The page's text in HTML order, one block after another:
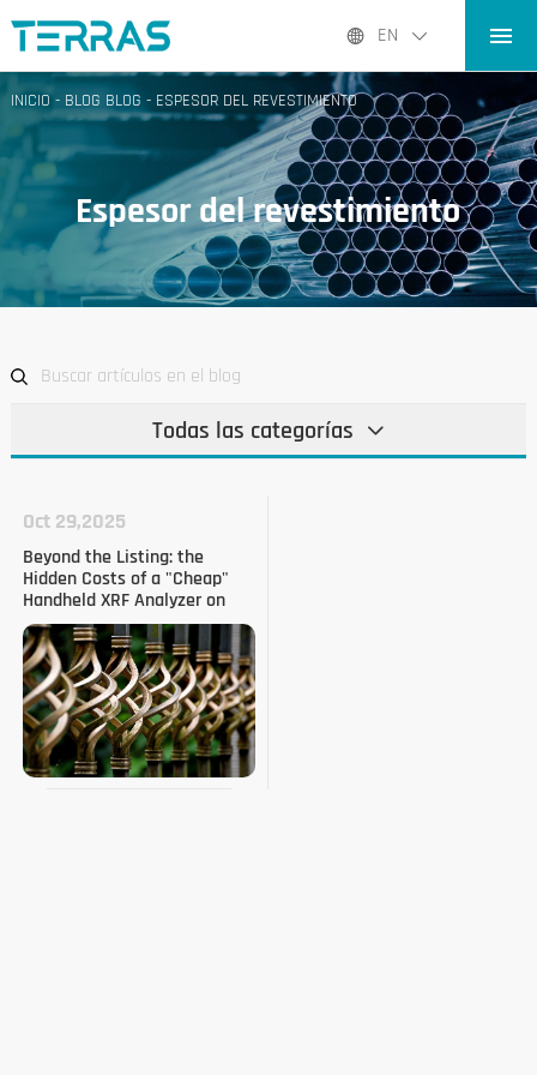
EN
INICIO
PRODUCTOS
APLICACIONES
BLOG BLOG
SOBRE NOSOTROS
CONTACTO CONTACTO
INICIO- BLOG BLOG - ESPESOR DEL REVESTIMIENTO
Espesor del revestimiento
Todas las categorías
Oct 29,2025
Beyond the Listing: the
Hidden Costs of a "Cheap"
Handheld XRF Analyzer on
Amazon (en inglés)